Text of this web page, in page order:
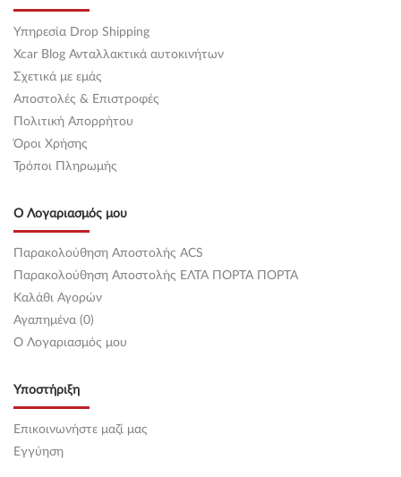
Υπηρεσία Drop Shipping
Xcar Blog Ανταλλακτικά αυτοκινήτων
Σχετικά με εμάς
Αποστολές & Επιστροφές
Πολιτική Απορρήτου
Όροι Χρήσης
Τρόποι Πληρωμής
Ο Λογαριασμός μου
Παρακολούθηση Αποστολής ACS
Παρακολούθηση Αποστολής ΕΛΤΑ ΠΟΡΤΑ ΠΟΡΤΑ
Καλάθι Αγορών
Αγαπημένα (0)
O Λογαριασμός μου
Υποστήριξη
Επικοινωνήστε μαζί μας
Εγγύηση